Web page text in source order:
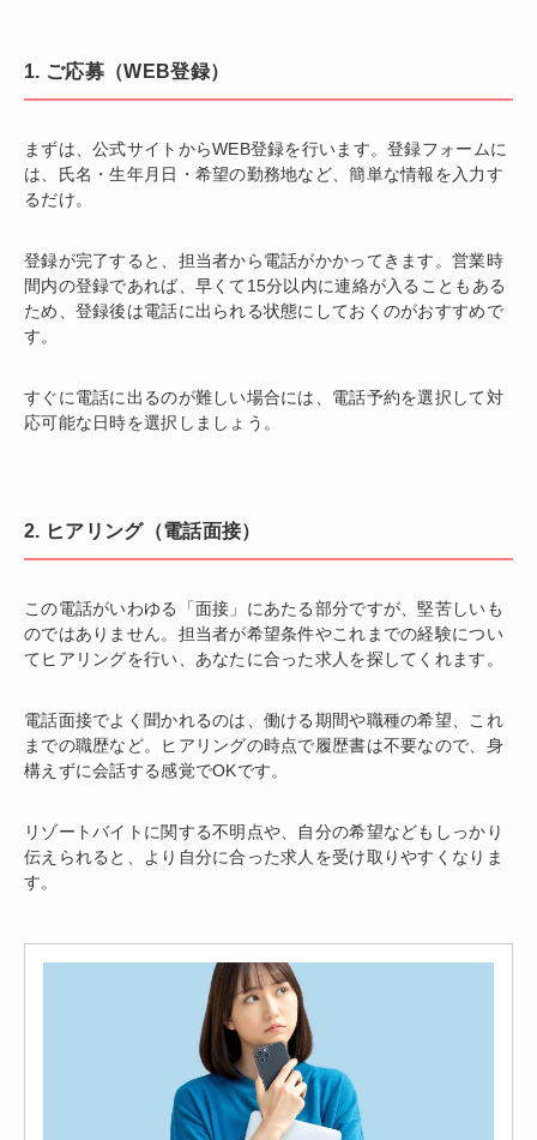
1. ご応募（WEB登録）
まずは、公式サイトからWEB登録を行います。登録フォームに
は、氏名・生年月日・希望の勤務地など、簡単な情報を入力す
るだけ。
登録が完了すると、担当者から電話がかかってきます。営業時
間内の登録であれば、早くて15分以内に連絡が入ることもある
ため、登録後は電話に出られる状態にしておくのがおすすめで
す。
すぐに電話に出るのが難しい場合には、電話予約を選択して対
応可能な日時を選択しましょう。
2. ヒアリング（電話面接）
この電話がいわゆる「面接」にあたる部分ですが、堅苦しいも
のではありません。担当者が希望条件やこれまでの経験につい
てヒアリングを行い、あなたに合った求人を探してくれます。
電話面接でよく聞かれるのは、働ける期間や職種の希望、これ
までの職歴など。ヒアリングの時点で履歴書は不要なので、身
構えずに会話する感覚でOKです。
リゾートバイトに関する不明点や、自分の希望などもしっかり
伝えられると、より自分に合った求人を受け取りやすくなりま
す。